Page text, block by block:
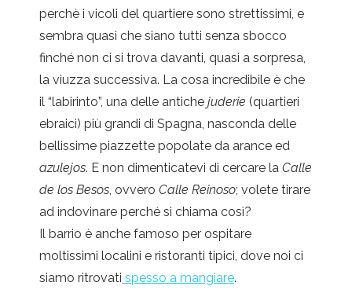
perchè i vicoli del quartiere sono strettissimi, e
sembra quasi che siano tutti senza sbocco
finché non ci si trova davanti, quasi a sorpresa,
la viuzza successiva. La cosa incredibile è che
il “labirinto”, una delle antiche juderie (quartieri
ebraici) più grandi di Spagna, nasconda delle
bellissime piazzette popolate da arance ed
azulejos. E non dimenticatevi di cercare la Calle
de los Besos , ovvero Calle Reinoso; volete tirare
ad indovinare perché si chiama così?
Il barrio è anche famoso per ospitare
moltissimi localini e ristoranti tipici, dove noi ci
siamo ritrovati spesso a mangiare.